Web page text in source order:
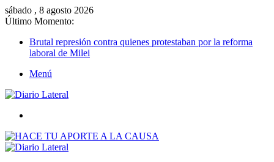
sábado , 8 agosto 2026
Último Momento:
Brutal represión contra quienes protestaban por la reforma
laboral de Milei
Menú